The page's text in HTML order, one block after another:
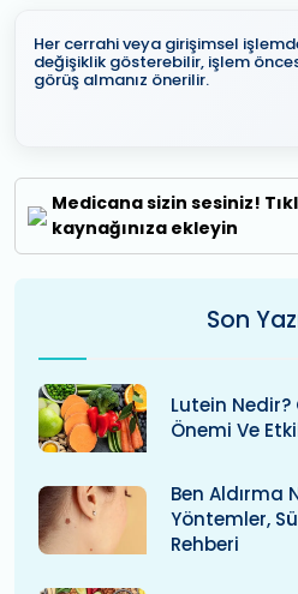
Her cerrahi veya girişimsel
değişiklik gösterebilir, işlem
görüş almanız önerilir.
Medicana sizin sesiniz!
kaynağınıza ekleyin
Son
Lutein Nedir?
Önemi Ve
Ben Aldırma
Yöntemler,
Rehberi